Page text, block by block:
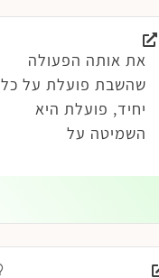
את אותה הפעולה
שהשבת פועלת על כל
יחיד, פועלת היא
השמיטה על